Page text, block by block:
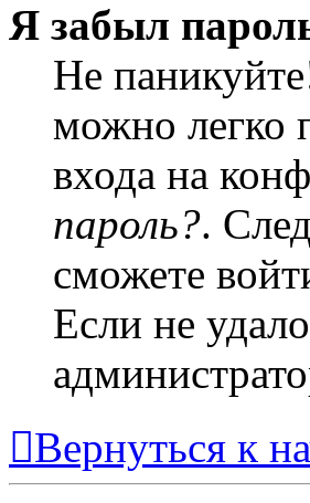
Я забыл
Не
можно легко
входа на
пароль?.
сможете
Если не
Вернуться к